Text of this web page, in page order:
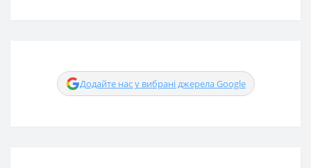
Додайте нас у вибрані джерела Google